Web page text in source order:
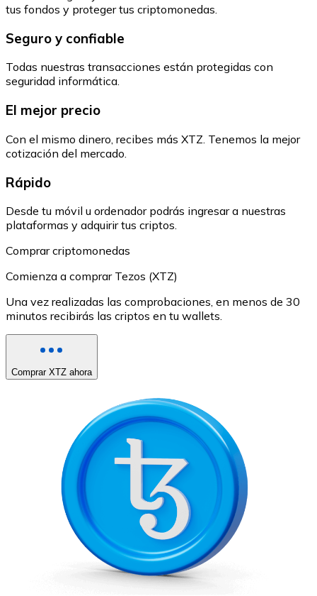
tus fondos y proteger tus criptomonedas.
Seguro y confiable
Todas nuestras transacciones están protegidas con
seguridad informática.
El mejor precio
Con el mismo dinero, recibes más XTZ. Tenemos la mejor
cotización del mercado.
Rápido
Desde tu móvil u ordenador podrás ingresar a nuestras
plataformas y adquirir tus criptos.
Comprar criptomonedas
Comienza a comprar Tezos (XTZ)
Una vez realizadas las comprobaciones, en menos de 30
minutos recibirás las criptos en tu wallets.
Comprar XTZ ahora